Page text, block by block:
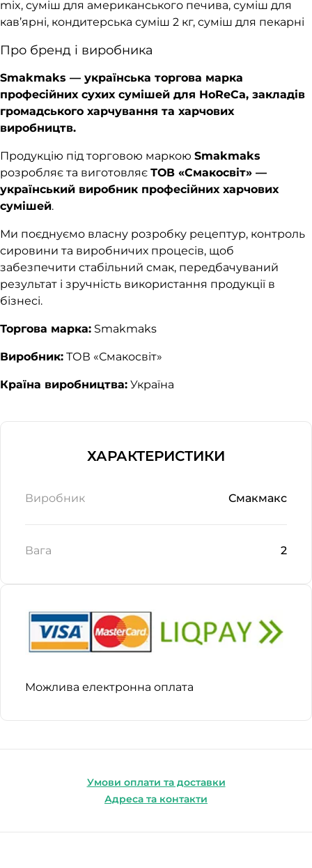
mix, суміш для американського печива, суміш для
кав’ярні, кондитерська суміш 2 кг, суміш для пекарні
Про бренд і виробника
Smakmaks — українська торгова марка
професійних сухих сумішей для HoReCa, закладів
громадського харчування та харчових
виробництв.
Продукцію під торговою маркою Smakmaks
розробляє та виготовляє ТОВ «Смакосвіт» —
український виробник професійних харчових
сумішей.
Ми поєднуємо власну розробку рецептур, контроль
сировини та виробничих процесів, щоб
забезпечити стабільний смак, передбачуваний
результат і зручність використання продукції в
бізнесі.
Торгова марка: Smakmaks
Виробник: ТОВ «Смакосвіт»
Країна виробництва: Україна
ХАРАКТЕРИСТИКИ
Виробник Смакмакс
Вага 2
Можлива електронна оплата
Умови оплати та доставки
Адреса та контакти